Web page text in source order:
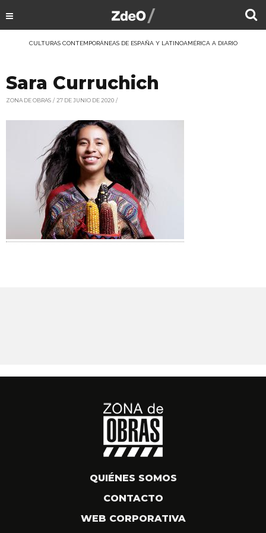
CULTURAS CONTEMPORÁNEAS DE ESPAÑA Y LATINOAMÉRICA A DIARIO
Sara Curruchich
ZONA DE OBRAS 27 DE JUNIO DE 2020
QUIÉNES SOMOS
CONTACTO
WEB CORPORATIVA